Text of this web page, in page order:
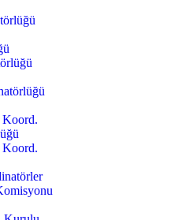
Koord.